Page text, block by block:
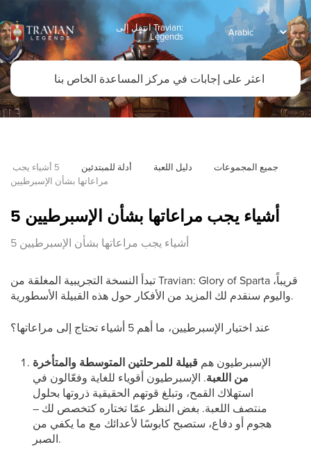
انتقل إلى Travian:
Legends
جميع المجموعات دليل اللعبة أدلة للمبتدئين
5 أشياء يجب
مراعاتها بشأن الإسبرطيين
5 أشياء يجب مراعاتها بشأن الإسبرطيين
5 أشياء يجب مراعاتها بشأن الإسبرطيين
تبدأ النسخة التجريبية المغلقة من Travian: Glory of Sparta قريباً،
واليوم سنقدم لك المزيد من الأفكار حول هذه القبيلة الأسطورية.
عند اختيار الإسبرطيين، ما أهم 5 أشياء تحتاج إلى مراعاتها؟
الإسبرطيون هم قبيلة للمرحلتين المتوسطة والمتأخرة
من اللعبة. الإسبرطيون أقوياء للغاية وفعّالون في
استهلاك القمح، وتبلغ قوتهم الحقيقية ذروتها بحلول
منتصف اللعبة. بغض النظر عمّا تختاره كتخصص لك –
هجوم أو دفاع، ستصبح كابوسًا لأعدائك مع ما يكفي من
الصبر.